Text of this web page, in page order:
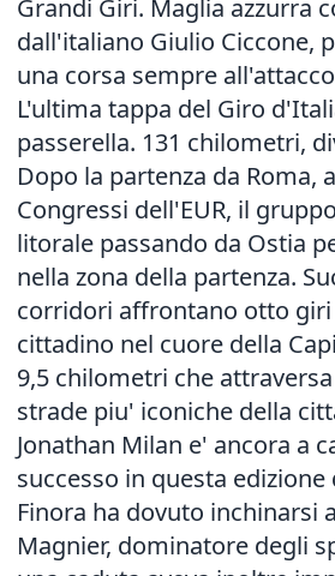
Grandi Giri. Maglia azzurra
dall'italiano Giulio Ciccone,
una corsa sempre
L'ultima tappa del Giro
passerella. 131 chilometri,
Dopo la partenza da Roma,
Congressi dell'EUR, il
litorale passando da Ostia
nella zona della partenza.
corridori affrontano otto
cittadino nel cuore della
9,5 chilometri che
strade piu' iconiche della
Jonathan Milan e' ancora a
successo in questa edizione
Finora ha dovuto inchinarsi
Magnier, dominatore degli